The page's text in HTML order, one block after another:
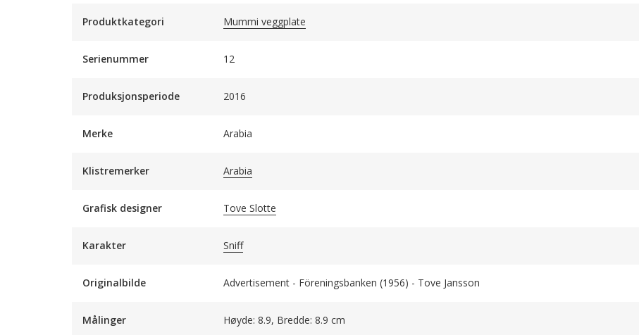
Produktkategori Mummi veggplate
Serienummer 12
Produksjonsperiode 2016
Merke Arabia
Klistremerker Arabia
Grafisk designer Tove Slotte
Karakter Sniff
Originalbilde Advertisement - Föreningsbanken (1956) - Tove Jansson
Målinger Høyde: 8.9, Bredde: 8.9 cm